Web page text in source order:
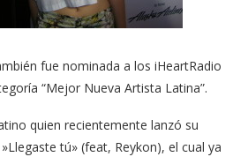
fue nominada a los iHeartRadio
“Mejor Nueva Artista Latina”.
quien recientemente lanzó su
tú» (feat, Reykon), el cual ya